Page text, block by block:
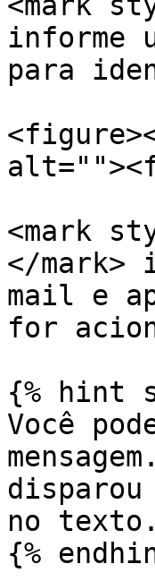
informe
para
<mark
</mark>
mail e
for
{% hint
Você
no texto.
{%